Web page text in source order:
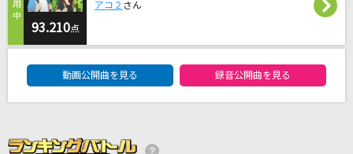
メガネを外して
乃紫
[生音]サライ
加山雄三・谷村新司
ヨルノカタスミ
93.210点
アコ２ さん
動画公開曲を見る 録音公開曲を見る